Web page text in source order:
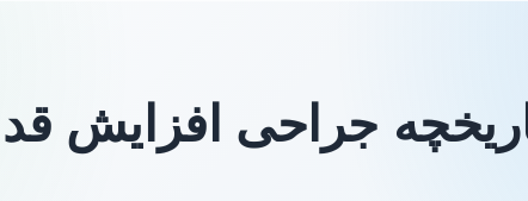
جراحی افزایش قد